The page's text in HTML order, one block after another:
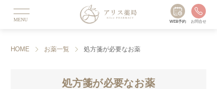
MENU WEB予約 お問合せ
HOME お薬一覧 処方箋が必要なお薬
処方箋が必要なお薬